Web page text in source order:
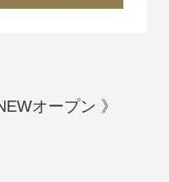
オープン 》